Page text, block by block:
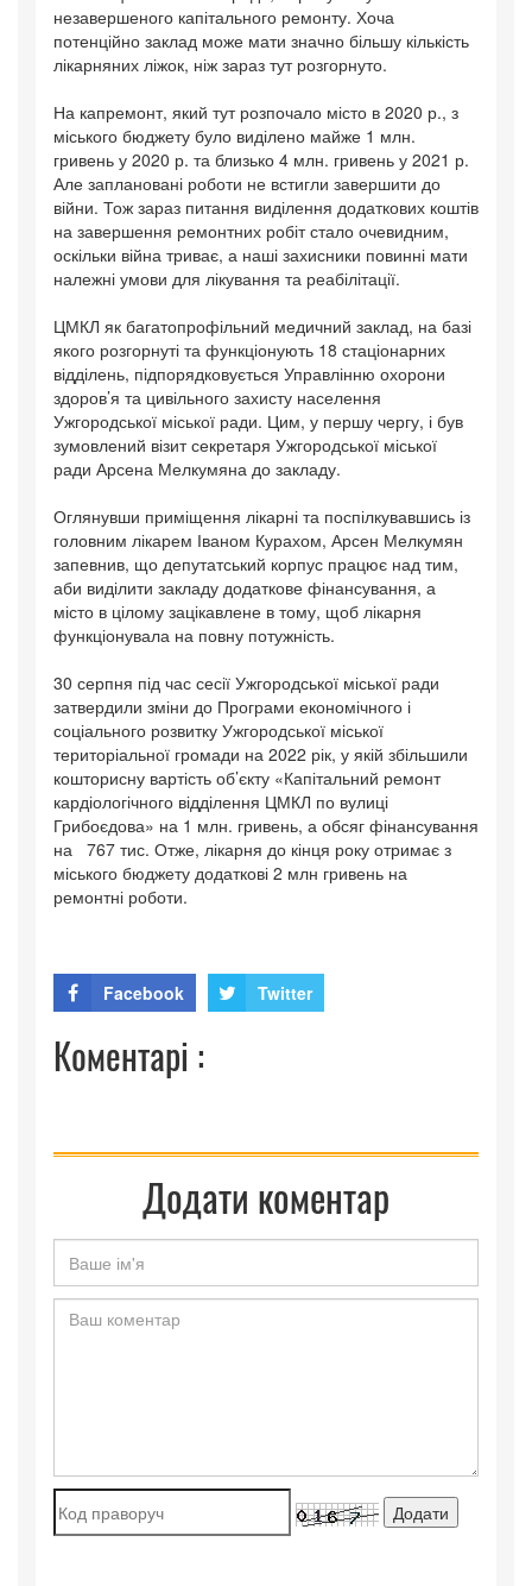
незавершеного капітального ремонту. Хоча
потенційно заклад може мати значно більшу кількість
лікарняних ліжок, ніж зараз тут розгорнуто.
На капремонт, який тут розпочало місто в 2020 р., з
міського бюджету було виділено майже 1 млн.
гривень у 2020 р. та близько 4 млн. гривень у 2021 р.
Але заплановані роботи не встигли завершити до
війни. Тож зараз питання виділення додаткових коштів
на завершення ремонтних робіт стало очевидним,
оскільки війна триває, а наші захисники повинні мати
належні умови для лікування та реабілітації.
ЦМКЛ як багатопрофільний медичний заклад, на базі
якого розгорнуті та функціонують 18 стаціонарних
відділень, підпорядковується Управлінню охорони
здоров’я та цивільного захисту населення
Ужгородської міської ради. Цим, у першу чергу, і був
зумовлений візит секретаря Ужгородської міської
ради Арсена Мелкумяна до закладу.
Оглянувши приміщення лікарні та поспілкувавшись із
головним лікарем Іваном Курахом, Арсен Мелкумян
запевнив, що депутатський корпус працює над тим,
аби виділити закладу додаткове фінансування, а
місто в цілому зацікавлене в тому, щоб лікарня
функціонувала на повну потужність.
30 серпня під час сесії Ужгородської міської ради
затвердили зміни до Програми економічного і
соціального розвитку Ужгородської міської
територіальної громади на 2022 рік, у якій збільшили
кошторисну вартість об’єкту «Капітальний ремонт
кардіологічного відділення ЦМКЛ по вулиці
Грибоєдова» на 1 млн. гривень, а обсяг фінансування
на 767 тис. Отже, лікарня до кінця року отримає з
міського бюджету додаткові 2 млн гривень на
ремонтні роботи.
Facebook Twitter
Коментарі :
Додати коментар